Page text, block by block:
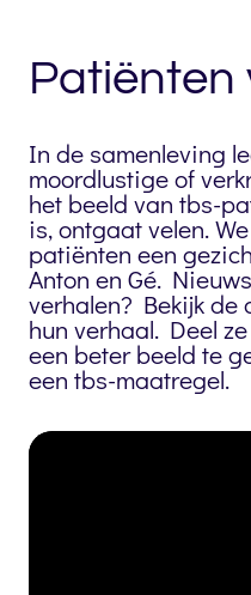
Patiënten
In de samenleving
moordlustige of
het beeld van tbs-
is, ontgaat velen.
patiënten een
Anton en Gé.
verhalen? Bekijk de
hun verhaal. Deel
een beter beeld te
een tbs-maatregel.